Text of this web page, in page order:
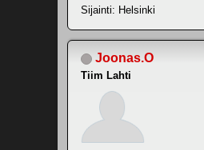
Sijainti: Helsinki
Joonas.O
Tiim Lahti